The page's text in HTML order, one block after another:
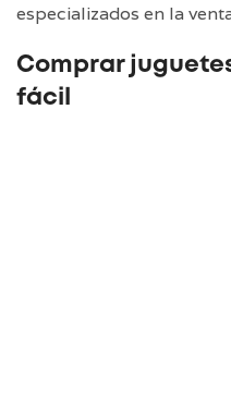
especializados en la
Comprar
fácil